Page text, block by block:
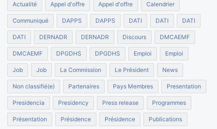
Actualité Appel d'offre Appel d'offre Calendrier
Communiqué DAPPS DAPPS DATI DATI DATI
DATI DERNADR DERNADR Discours DMCAEMF
DMCAEMF DPGDHS DPGDHS Emploi Emploi
Job Job La Commission Le Président News
Non classifié(e) Partenaires Pays Membres Presentation
Presidencia Presidency Press release Programmes
Présentation Présidence Présidence Publications